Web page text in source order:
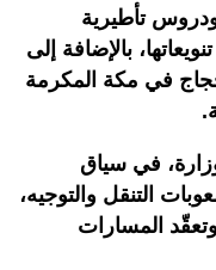
ودروس تأطيرية
بالإضافة إلى
في مكة المكرمة
.
في سياق
التنقل والتوجيه،
المسارات